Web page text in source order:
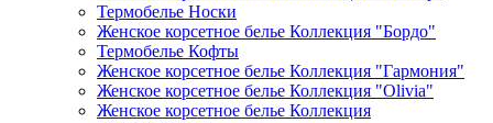
Термобелье Носки
Женское корсетное белье Коллекция "Бордо"
Термобелье Кофты
Женское корсетное белье Коллекция "Гармония"
Женское корсетное белье Коллекция "Olivia"
Женское корсетное белье Коллекция